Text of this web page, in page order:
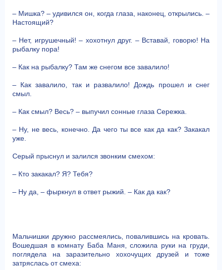
– Мишка? – удивился он, когда глаза, наконец, открылись. –
Настоящий?
– Нет, игрушечный! – хохотнул друг. – Вставай, говорю! На
рыбалку пора!
– Как на рыбалку? Там же снегом все завалило!
– Как завалило, так и развалило! Дождь прошел и снег
смыл.
– Как смыл? Весь? – выпучил сонные глаза Сережка.
– Ну, не весь, конечно. Да чего ты все как да как? Закакал
уже.
Серый прыснул и залился звонким смехом:
– Кто закакал? Я? Тебя?
– Ну да, – фыркнул в ответ рыжий. – Как да как?
Мальчишки дружно рассмеялись, повалившись на кровать.
Вошедшая в комнату Баба Маня, сложила руки на груди,
поглядела на заразительно хохочущих друзей и тоже
затряслась от смеха: